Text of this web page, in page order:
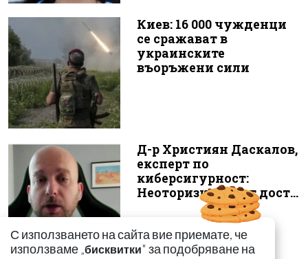
Киев: 16 000 чужденци
се сражават в
украинските
въоръжени сили
Д-р Християн Даскалов,
експерт по
киберсигурност:
Неоторизираният дост...
С използването на сайта вие приемате, че
използваме „бисквитки" за подобряване на